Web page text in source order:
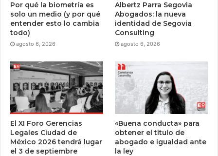
Por qué la biometría es
solo un medio (y por qué
entender esto lo cambia
todo)
agosto 6, 2026
Albertz Parra Segovia
Abogados: la nueva
identidad de Segovia
Consulting
agosto 6, 2026
El XI Foro Gerencias
Legales Ciudad de
México 2026 tendrá lugar
el 3 de septiembre
«Buena conducta» para
obtener el título de
abogado e igualdad ante
la ley